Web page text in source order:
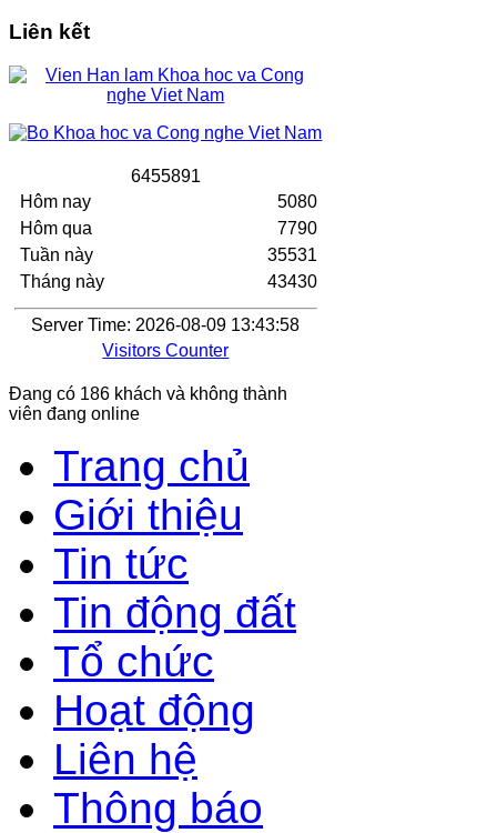
Liên kết
6455891
Hôm nay
Hôm qua
Tuần này
Tháng này
5080
7790
35531
43430
Server Time: 2026-08-09 13:43:58
Visitors Counter
Đang có 186 khách và không thành
viên đang online
Trang chủ
Giới thiệu
Tin tức
Tin động đất
Tổ chức
Hoạt động
Liên hệ
Thông báo